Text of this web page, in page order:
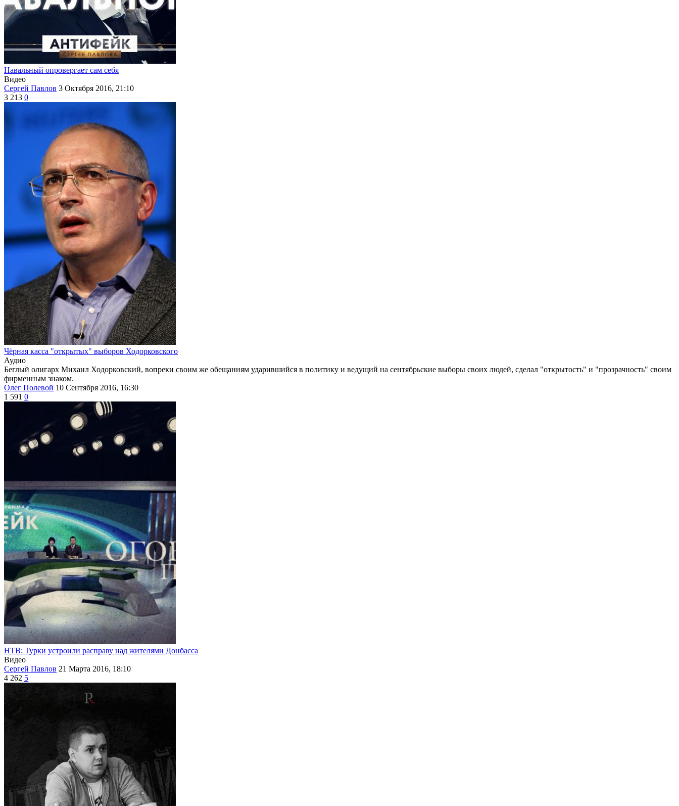
Навальный опровергает сам себя
Видео
Сергей Павлов 3 Октября 2016, 21:10
3 213 0
Чёрная касса "открытых" выборов Ходорковского
Аудио
Беглый олигарх Михаил Ходорковский, вопреки своим же обещаниям ударившийся в политику и ведущий на сентябрьские выборы своих людей, сделал "открытость" и "прозрачность" своим
фирменным знаком.
Олег Полевой 10 Сентября 2016, 16:30
1 591 0
НТВ: Турки устроили расправу над жителями Донбасса
Видео
Сергей Павлов 21 Марта 2016, 18:10
4 262 5